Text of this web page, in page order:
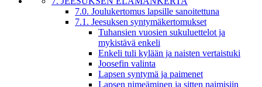
7.0. Joulukertomus lapsille sanoitettuna
7.1. Jeesuksen syntymäkertomukset
Tuhansien vuosien sukuluettelot ja
mykistävä enkeli
Enkeli tuli kylään ja naisten vertaistuki
Joosefin valinta
Lapsen syntymä ja paimenet
Lapsen nimeäminen ja sitten naimisiin